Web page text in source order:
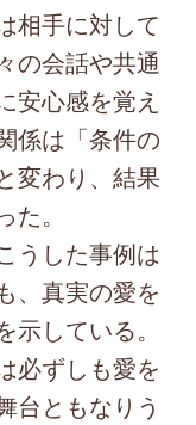
相手に対して
の会話や共通
安心感を覚え
係は「条件の
変わり、結果
。
うした事例は
、真実の愛を
している。
必ずしも愛を
台ともなりう